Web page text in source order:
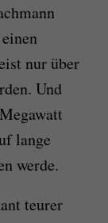
nur über
Und
lange
werde.
teurer